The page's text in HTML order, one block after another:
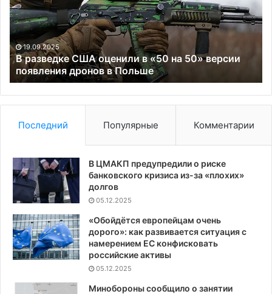
в
«50
на
50»
версии
появления
дронов
в
Польше
19.09.2025
В разведке США оценили в «50 на 50» версии
появления дронов в Польше
на
Последний Популярные Комментарии
В ЦМАКП предупредили о риске
банковского кризиса из-за «плохих»
долгов
05.12.2025
«Обойдётся европейцам очень
дорого»: как развивается ситуация с
намерением ЕС конфисковать
российские активы
05.12.2025
Минобороны сообщило о занятии